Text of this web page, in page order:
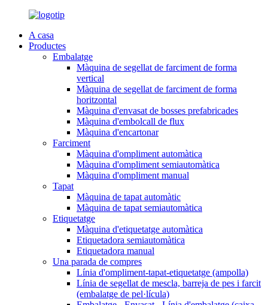
A casa
Productes
Embalatge
Màquina de segellat de farciment de forma
vertical
Màquina de segellat de farciment de forma
horitzontal
Màquina d'envasat de bosses prefabricades
Màquina d'embolcall de flux
Màquina d'encartonar
Farciment
Màquina d'ompliment automàtica
Màquina d'ompliment semiautomàtica
Màquina d'ompliment manual
Tapat
Màquina de tapat automàtic
Màquina de tapat semiautomàtica
Etiquetatge
Màquina d'etiquetatge automàtica
Etiquetadora semiautomàtica
Etiquetadora manual
Una parada de compres
Línia d'ompliment-tapat-etiquetatge (ampolla)
Línia de segellat de mescla, barreja de pes i farcit
(embalatge de pel·lícula)